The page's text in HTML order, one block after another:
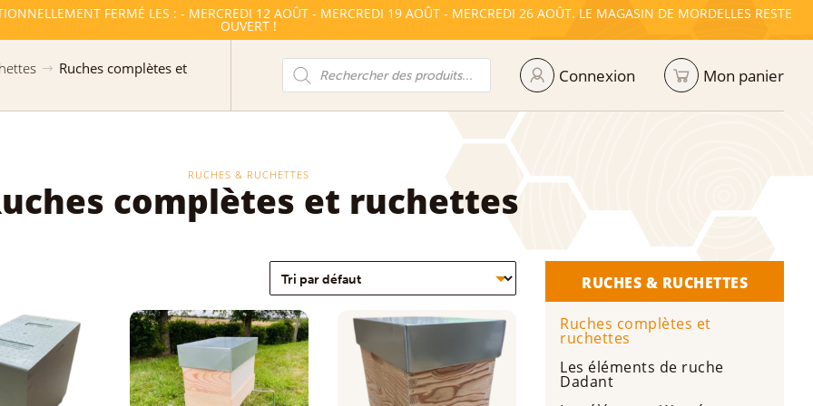
- MERCREDI 19 AOÛT - MERCREDI 26 AOÛT. LE MAGASIN DE MORDELLES RESTE ATTENTION : LE MAGASIN D’AUGAN SERA
Ruches complètes et Recherche
de
produits
Connexion Mon panier
RUCHES & RUCHETTES
complètes et ruchettes
RUCHES & RUCHETTES
Ruches complètes et
ruchettes
Les éléments de ruche
Dadant